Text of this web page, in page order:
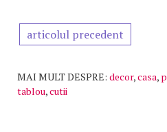
articolul precedent
MAI MULT DESPRE: decor,casa,
tablou,cutii